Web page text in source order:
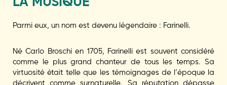
Parmi eux, un nom est devenu légendaire : Farinelli.
Né Carlo Broschi en 1705, Farinelli est souvent considéré
comme le plus grand chanteur de tous les temps. Sa
virtuosité était telle que les témoignages de l’époque la
décrivent comme surnaturelle. Sa réputation dépasse